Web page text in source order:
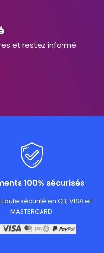
et restez informé
100% sécurisés
sécurité en CB, VISA et
MASTERCARD.